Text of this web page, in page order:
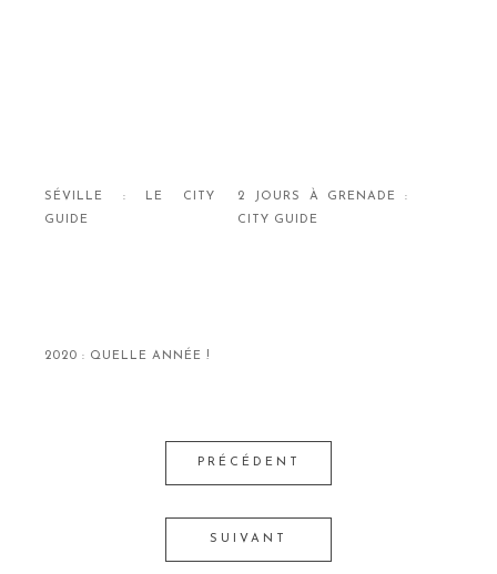
SÉVILLE : LE CITY
GUIDE
2 JOURS À GRENADE :
CITY GUIDE
2020 : QUELLE ANNÉE !
PRÉCÉDENT
SUIVANT